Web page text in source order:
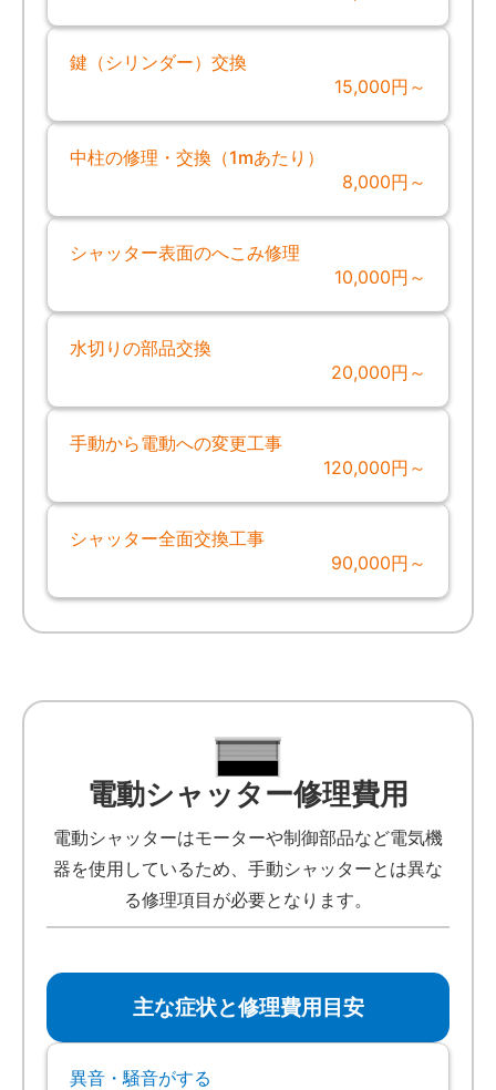
鍵（シリンダー）交換
15,000円～
中柱の修理・交換（1mあたり）
8,000円～
シャッター表面のへこみ修理
10,000円～
水切りの部品交換
20,000円～
手動から電動への変更工事
120,000円～
シャッター全面交換工事
90,000円～
電動シャッター修理費用
電動シャッターはモーターや制御部品など電気機
器を使用しているため、手動シャッターとは異な
る修理項目が必要となります。
主な症状と修理費用目安
異音・騒音がする